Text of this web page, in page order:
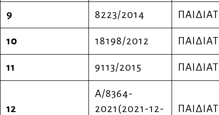
9 8223/2014
10 18198/2012
11 9113/2015
12
Α/8364-
2021(2021-12-